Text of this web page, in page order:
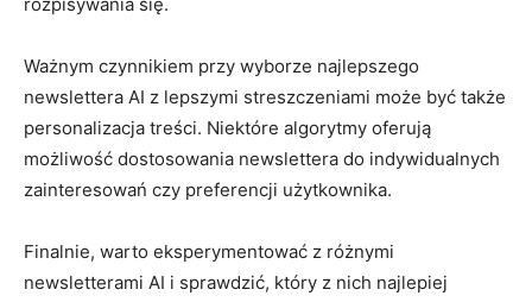
Ważnym czynnikiem przy wyborze ⁤najlepszego
newslettera AI z lepszymi streszczeniami może być⁢ także
personalizacja⁣ treści. ⁣Niektóre algorytmy oferują
możliwość dostosowania newslettera ⁤do indywidualnych
zainteresowań czy preferencji użytkownika.
Finalnie, warto eksperymentować z różnymi
newsletterami⁣ AI i ⁢sprawdzić, który z nich najlepiej